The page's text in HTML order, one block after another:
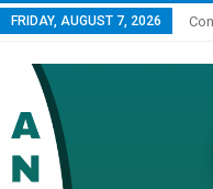
FRIDAY, AUGUST 7, 2026